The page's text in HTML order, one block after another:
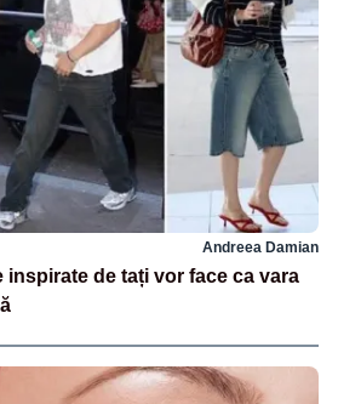
Andreea Damian
inspirate de tați vor face ca vara